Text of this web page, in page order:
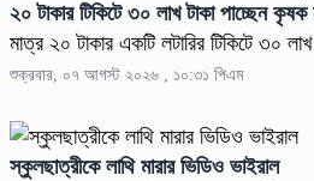
২০ টাকার টিকিটে ৩০ লাখ টাকা পাচ্ছেন কৃষক
মাত্র ২০ টাকার একটি লটারির টিকিটে ৩০
শুক্রবার, ০৭ আগস্ট ২০২৬ , ১০:৩১ পিএম
স্কুলছাত্রীকে লাথি মারার ভিডিও ভাইরাল